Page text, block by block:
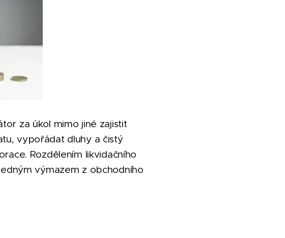
za úkol mimo jiné zajistit
vypořádat dluhy a čistý
Rozdělením likvidačního
výmazem z obchodního